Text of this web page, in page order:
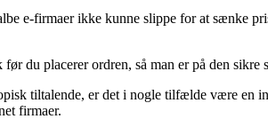
e-firmaer ikke kunne slippe for at sænke
du placerer ordren, så man er på den sikre
tiltalende, er det i nogle tilfælde være en
firmaer.